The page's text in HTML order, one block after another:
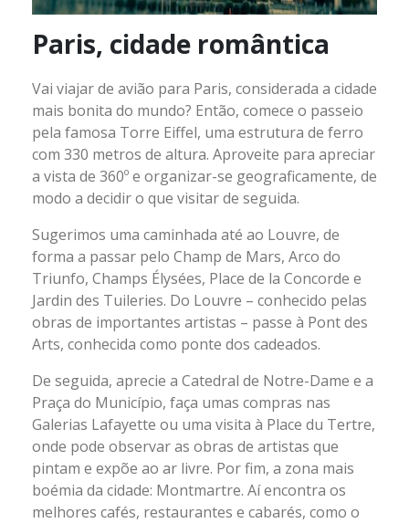
Paris, cidade romântica
Vai viajar de avião para Paris, considerada a cidade
mais bonita do mundo? Então, comece o passeio
pela famosa Torre Eiffel, uma estrutura de ferro
com 330 metros de altura. Aproveite para apreciar
a vista de 360º e organizar-se geograficamente, de
modo a decidir o que visitar de seguida.
Sugerimos uma caminhada até ao Louvre, de
forma a passar pelo Champ de Mars, Arco do
Triunfo, Champs Élysées, Place de la Concorde e
Jardin des Tuileries. Do Louvre – conhecido pelas
obras de importantes artistas – passe à Pont des
Arts, conhecida como ponte dos cadeados.
De seguida, aprecie a Catedral de Notre-Dame e a
Praça do Município, faça umas compras nas
Galerias Lafayette ou uma visita à Place du Tertre,
onde pode observar as obras de artistas que
pintam e expõe ao ar livre. Por fim, a zona mais
boémia da cidade: Montmartre. Aí encontra os
melhores cafés, restaurantes e cabarés, como o